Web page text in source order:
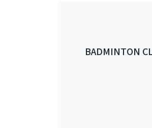
BADMINTON